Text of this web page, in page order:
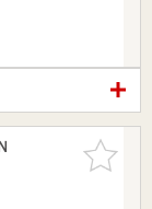
お気に入
りに追加